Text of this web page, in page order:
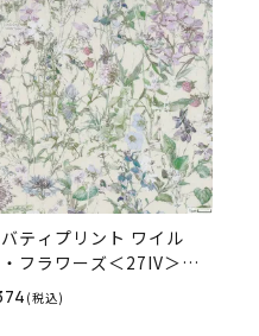
バティプリント ワイル
・フラワーズ＜27IV＞生
（ホビーラホビーレオリ
ナル）2026SS
(税込)